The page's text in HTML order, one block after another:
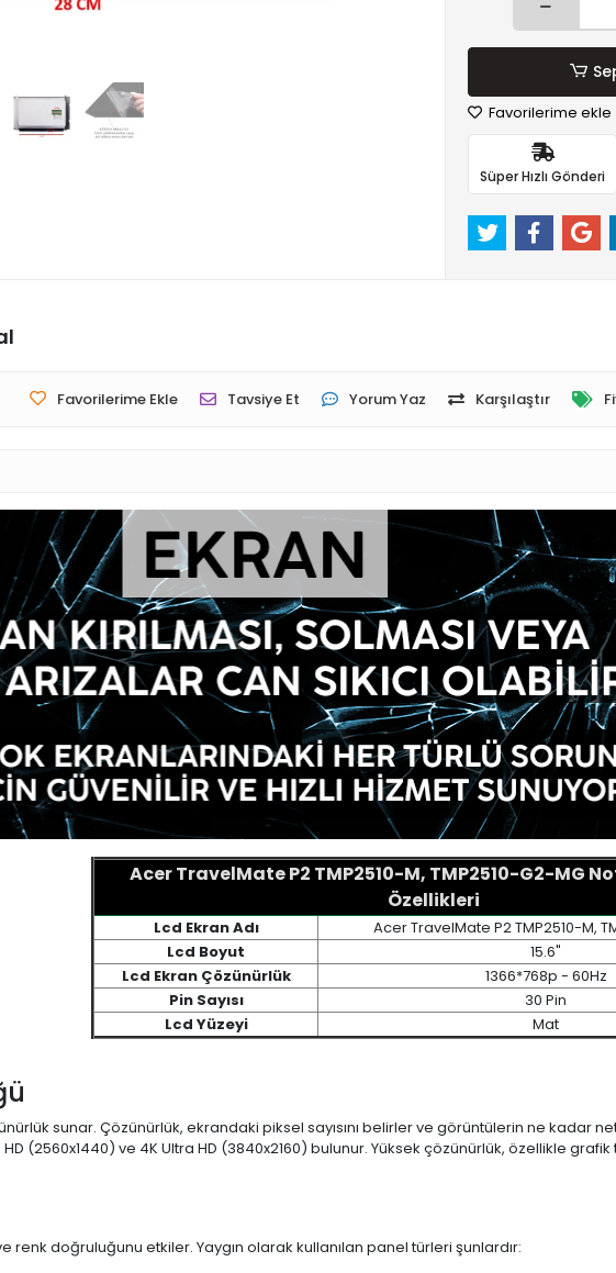
Favorilerime ekle
Süper Hızlı Gönderi
Favorilerime Ekle Tavsiye Et Yorum Yaz Karşılaştır
Acer TravelMate P2 TMP2510-M, TMP2510-G2-MG
Özellikleri
Lcd Ekran Adı
Acer TravelMate P2 TMP2510-M,
Lcd Boyut
15.6"
Lcd Ekran Çözünürlük
1366*768p - 60Hz
Pin Sayısı
30 Pin
Lcd Yüzeyi
Mat
sunar. Çözünürlük, ekrandaki piksel sayısını belirler ve görüntülerin ne kadar
HD (2560x1440) ve 4K Ultra HD (3840x2160) bulunur. Yüksek çözünürlük, özellikle
renk doğruluğunu etkiler. Yaygın olarak kullanılan panel türleri şunlardır: